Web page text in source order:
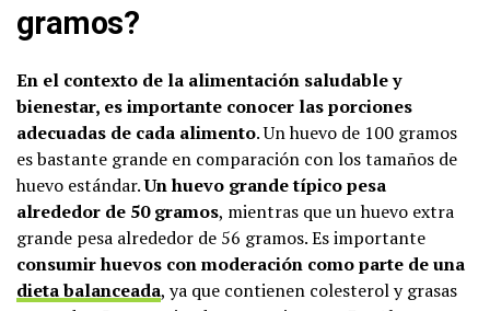
gramos?
En el contexto de la alimentación saludable y
bienestar, es importante conocer las porciones
adecuadas de cada alimento. Un huevo de 100 gramos
es bastante grande en comparación con los tamaños de
huevo estándar.Un huevo grande típico pesa
alrededor de 50 gramos, mientras que un huevo extra
grande pesa alrededor de 56 gramos. Es importante
consumir huevos con moderación como parte de una
dieta balanceada, ya que contienen colesterol y grasas